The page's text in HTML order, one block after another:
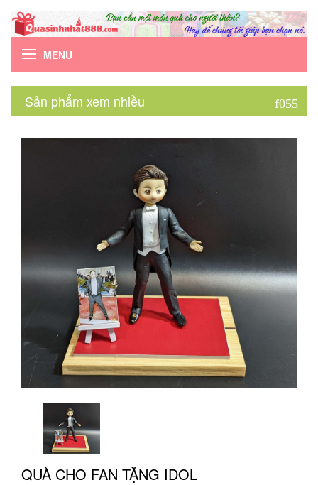
MENU
Sản phẩm xem nhiều
QUÀ CHO FAN TẶNG IDOL